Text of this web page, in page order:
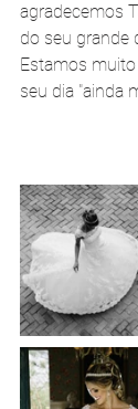
agradecemos
do seu grande
Estamos
seu dia "ainda